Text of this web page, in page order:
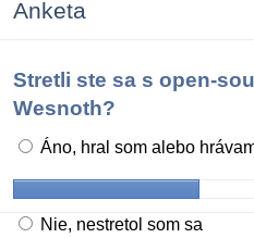
Anketa
Stretli ste sa s open-
Wesnoth?
Áno, hral som alebo
Nie, nestretol som sa